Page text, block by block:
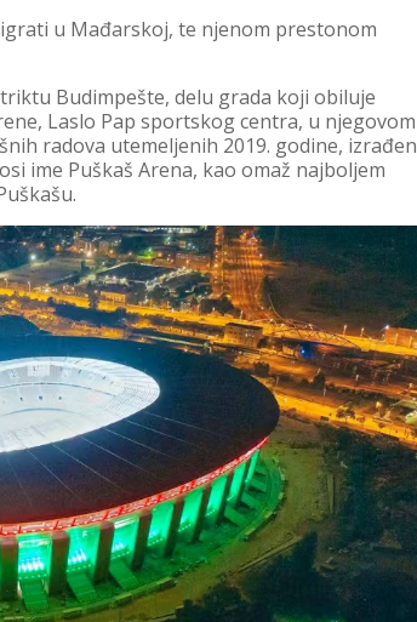
u Mađarskoj, te njenom prestonom
Budimpešte, delu grada koji obiluje
Laslo Pap sportskog centra, u njegovom
radova utemeljenih 2019. godine, izrađen
ime Puškaš Arena, kao omaž najboljem